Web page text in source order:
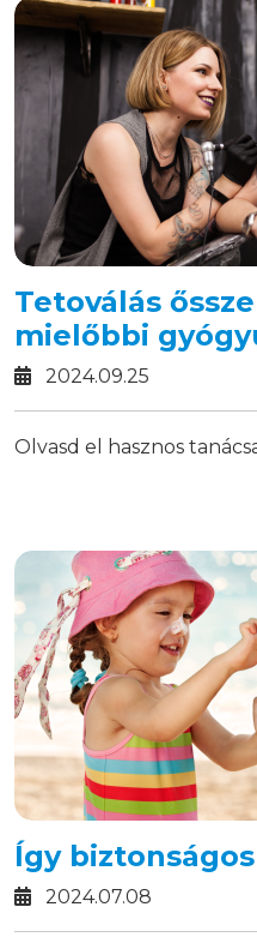
Tetoválás
mielőbbi
2024.09.25
Olvasd el hasznos
Így
2024.07.08